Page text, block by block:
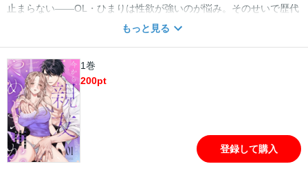
止まらない――OL・ひまりは性欲が強いのが悩み。そのせいで歴代
彼氏とも破局し続け、すっかりトラウマ＆欲求不満に。大学時代か
あ・・・俺で試してみる？」初めて見るオトコの顔に胸が高鳴る。
キスも肌に触れる手つきも優しくて、期待して疼くアソコを舐めら
れたら、声が我慢できない・・・っ。快感責めでイかされまくっ
て、キモチイイことしか考えられなくて、和巳の大きいのでナカを
満たされたら――もう、親友じゃいられない・・・！
もっと見る
1巻
200pt
登録して購入